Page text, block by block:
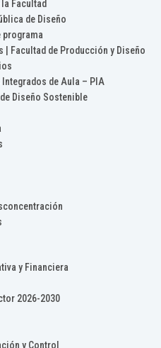
Facultad
de Diseño
programa
| Facultad de Producción y Diseño
de Aula – PIA
Diseño Sostenible
y Financiera
2026-2030
y Control